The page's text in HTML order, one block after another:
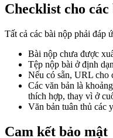
Checklist cho
Tất cả các bài nộp phải đáp
Bài nộp chưa được
Tệp nộp bài ở định
Nếu có sẵn, URL cho
Các văn bản là
thích hợp, thay vì ở
Văn bản tuân thủ các
Cam kết bảo mật